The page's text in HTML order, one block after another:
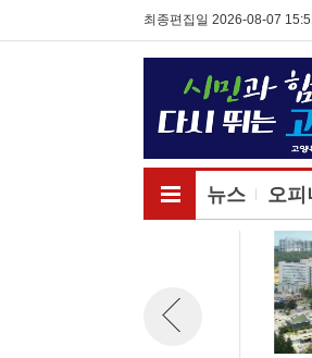
최종편집일 2026-08-07
뉴스 오피
전체메뉴보기